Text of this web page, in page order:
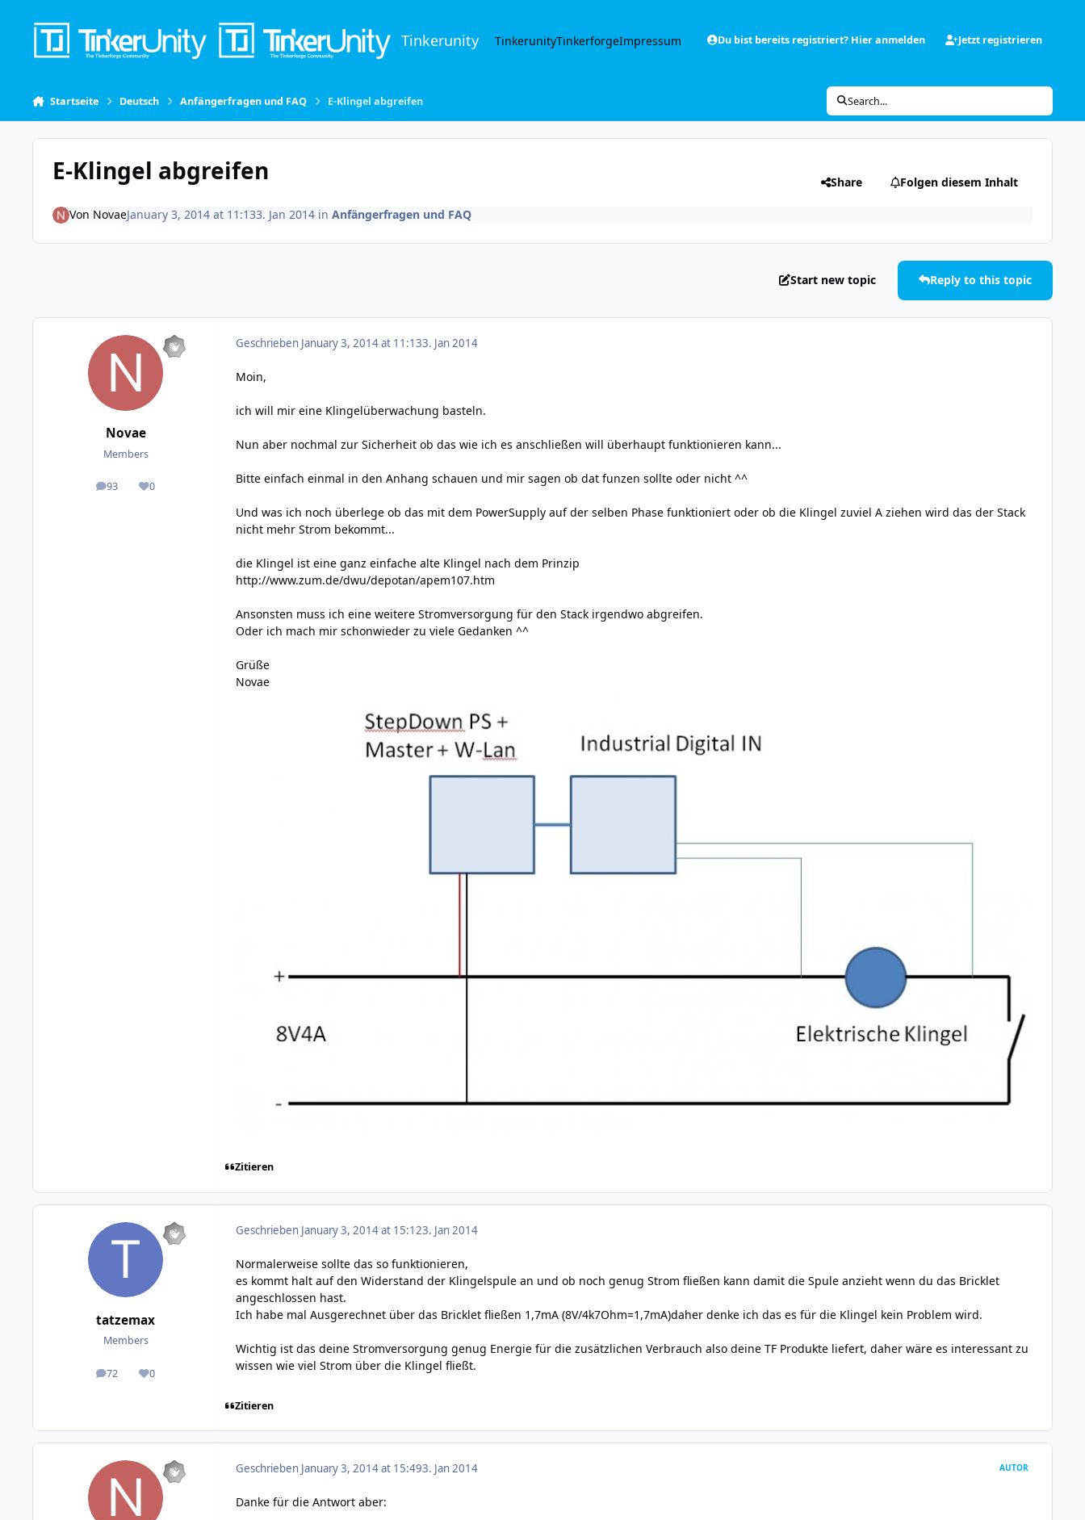
Tinkerunity TinkerunityTinkerforgeImpressum Du bist bereits registriert? Hier anmelden Jetzt registrieren
Startseite Deutsch Anfängerfragen und FAQ E-Klingel abgreifen Search...
E-Klingel abgreifen Share Folgen diesem Inhalt
Von NovaeJanuary 3, 2014 at 11:133. Jan 2014in Anfängerfragen und FAQ
Start new topic Reply to this topic
Novae
Members
93
posts 0
Reputation
Geschrieben January 3, 2014 at 11:133. Jan 2014
Moin,
ich will mir eine Klingelüberwachung basteln.
Nun aber nochmal zur Sicherheit ob das wie ich es anschließen will überhaupt funktionieren kann...
Bitte einfach einmal in den Anhang schauen und mir sagen ob dat funzen sollte oder nicht ^^
Und was ich noch überlege ob das mit dem PowerSupply auf der selben Phase funktioniert oder ob die Klingel zuviel A ziehen wird das der Stack
nicht mehr Strom bekommt...
die Klingel ist eine ganz einfache alte Klingel nach dem Prinzip
http://www.zum.de/dwu/depotan/apem107.htm
Ansonsten muss ich eine weitere Stromversorgung für den Stack irgendwo abgreifen.
Oder ich mach mir schonwieder zu viele Gedanken ^^
Grüße
Novae
Zitieren
tatzemax
Members
72
posts 0
Reputation
Geschrieben January 3, 2014 at 15:123. Jan 2014
Normalerweise sollte das so funktionieren,
es kommt halt auf den Widerstand der Klingelspule an und ob noch genug Strom fließen kann damit die Spule anzieht wenn du das Bricklet
angeschlossen hast.
Ich habe mal Ausgerechnet über das Bricklet fließen 1,7mA (8V/4k7Ohm=1,7mA)daher denke ich das es für die Klingel kein Problem wird.
Wichtig ist das deine Stromversorgung genug Energie für die zusätzlichen Verbrauch also deine TF Produkte liefert, daher wäre es interessant zu
wissen wie viel Strom über die Klingel fließt.
Zitieren
Geschrieben January 3, 2014 at 15:493. Jan 2014 AUTOR
Danke für die Antwort aber: